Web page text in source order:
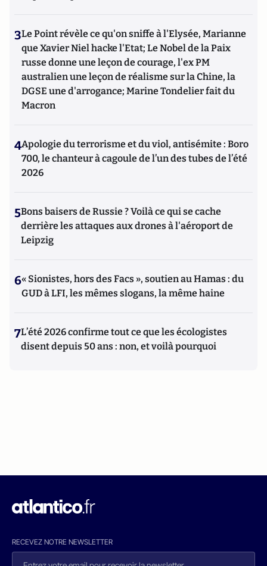
3Le Point révèle ce qu'on sniffe à l'Elysée, Marianne
que Xavier Niel hacke l'Etat; Le Nobel de la Paix
russe donne une leçon de courage, l'ex PM
australien une leçon de réalisme sur la Chine, la
DGSE une d'arrogance; Marine Tondelier fait du
Macron
4Apologie du terrorisme et du viol, antisémite : Boro
700, le chanteur à cagoule de l’un des tubes de l’été
2026
5Bons baisers de Russie ? Voilà ce qui se cache
derrière les attaques aux drones à l'aéroport de
Leipzig
6« Sionistes, hors des Facs », soutien au Hamas : du
GUD à LFI, les mêmes slogans, la même haine
7L’été 2026 confirme tout ce que les écologistes
disent depuis 50 ans : non, et voilà pourquoi
RECEVEZ NOTRE NEWSLETTER